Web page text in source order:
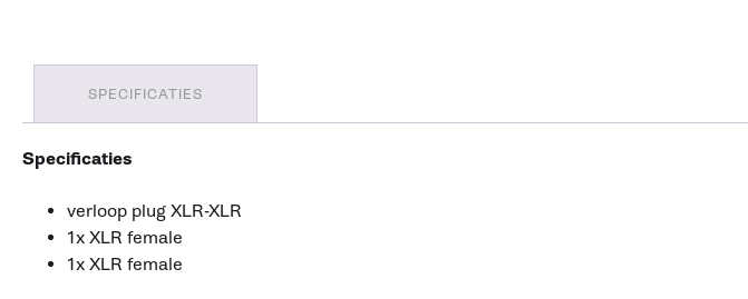
SPECIFICATIES
Specificaties
verloop plug XLR-XLR
1x XLR female
1x XLR female